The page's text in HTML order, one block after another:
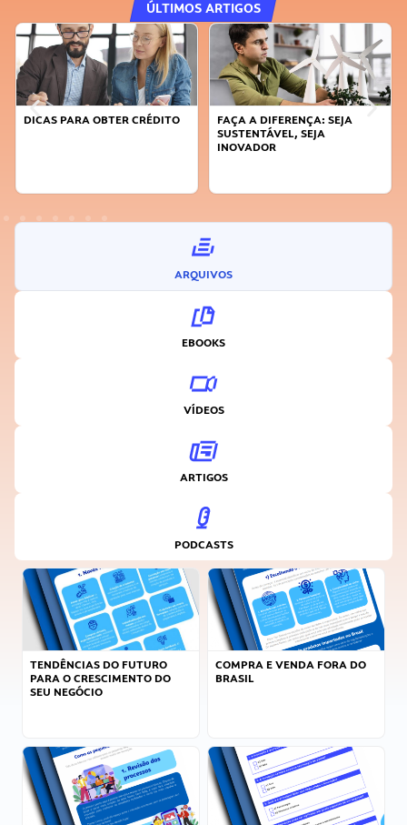
ÚLTIMOS ARTIGOS
DICAS PARA OBTER CRÉDITO
FAÇA A DIFERENÇA: SEJA
SUSTENTÁVEL, SEJA
INOVADOR
ARQUIVOS
EBOOKS
VÍDEOS
ARTIGOS
PODCASTS
TENDÊNCIAS DO FUTURO
PARA O CRESCIMENTO DO
SEU NEGÓCIO
COMPRA E VENDA FORA DO
BRASIL